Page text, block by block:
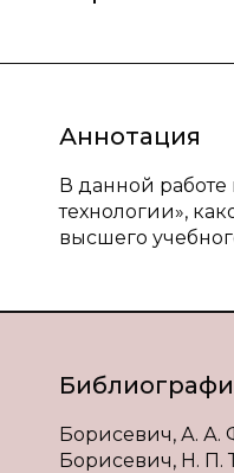
Аннотация
В данной работе
технологии»,
высшего
Борисевич, А. А.
Борисевич, Н. П.